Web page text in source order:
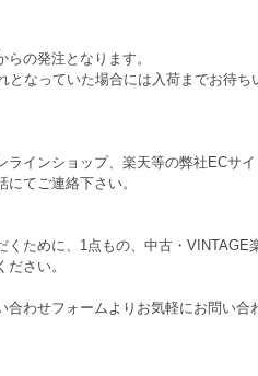
の発注となります。
なっていた場合には入荷までお待ち
インショップ、楽天等の弊社ECサ
てご連絡下さい。
ために、1点もの、中古・VINTAGE
さい。
わせフォームよりお気軽にお問い合